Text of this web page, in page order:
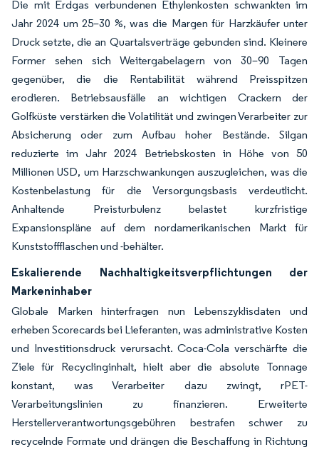
Die mit Erdgas verbundenen Ethylenkosten schwankten im
Jahr 2024 um 25–30 %, was die Margen für Harzkäufer unter
Druck setzte, die an Quartalsverträge gebunden sind. Kleinere
Former sehen sich Weitergabelagern von 30–90 Tagen
gegenüber, die die Rentabilität während Preisspitzen
erodieren. Betriebsausfälle an wichtigen Crackern der
Golfküste verstärken die Volatilität und zwingen Verarbeiter zur
Absicherung oder zum Aufbau hoher Bestände. Silgan
reduzierte im Jahr 2024 Betriebskosten in Höhe von 50
Millionen USD, um Harzschwankungen auszugleichen, was die
Kostenbelastung für die Versorgungsbasis verdeutlicht.
Anhaltende Preisturbulenz belastet kurzfristige
Expansionspläne auf dem nordamerikanischen Markt für
Kunststoffflaschen und -behälter.
Eskalierende Nachhaltigkeitsverpflichtungen der
Markeninhaber
Globale Marken hinterfragen nun Lebenszyklisdaten und
erheben Scorecards bei Lieferanten, was administrative Kosten
und Investitionsdruck verursacht. Coca-Cola verschärfte die
Ziele für Recyclinginhalt, hielt aber die absolute Tonnage
konstant, was Verarbeiter dazu zwingt, rPET-
Verarbeitungslinien zu finanzieren. Erweiterte
Herstellerverantwortungsgebühren bestrafen schwer zu
recycelnde Formate und drängen die Beschaffung in Richtung